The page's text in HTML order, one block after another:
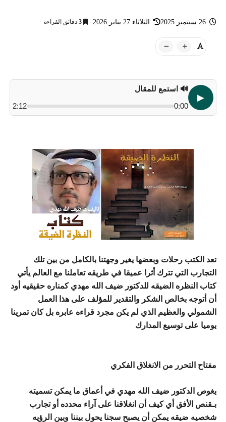
الثلاثاء 27 يناير 2026 3 دقائق القراءة
▶
🔊 استمع للمقال
0:00
2:12
تعد الكتب رحلات وبعضها يغير وجهتنا بالكامل من بين تلك
التجارب التي تترك أثرا عميقا في طريقه تعاملنا مع العالم يأتي
كتاب النظره الضيقه للدكتور ضيف الله مهدي كمناره حقيقيه أود
أن أتوجه بخالص الشكر والتقدير للمؤلف على هذا العمل
الشمولي والعظيم الذي لم يكن مجرد قراءه عابره بل كان تمرينا
يوميا على توسيع المدارك
مفتاح التحرر من الانغلاق الفكري
يغوص الدكتور ضيف الله مهدي في أعماق ما يمكن تسميته
بـقنص الأفق أي كيف أن انغلاقنا على آراء محدده أو تجارب
شخصيه ضيقه يمكن أن يصبح سجنا يحول بيننا وبين الرؤيه